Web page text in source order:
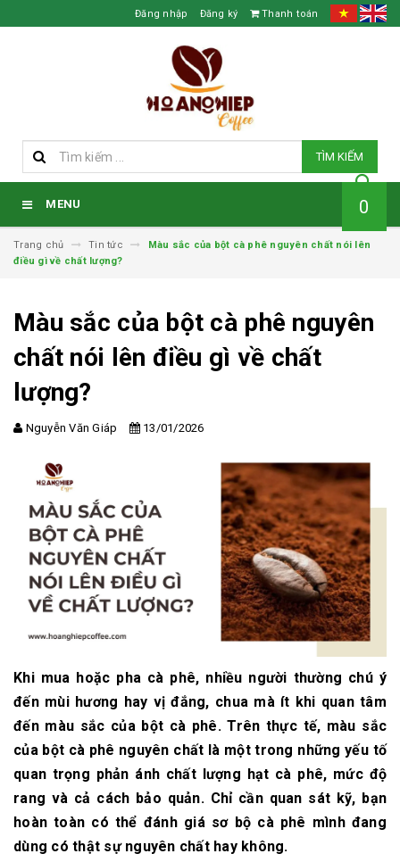
Đăng nhập Đăng ký Thanh toán
TÌM KIẾM
MENU 0
Trang chủ Tin tức
Màu sắc của bột cà phê nguyên chất nói lên
điều gì về chất lượng?
Màu sắc của bột cà phê nguyên
chất nói lên điều gì về chất
lượng?
Nguyễn Văn Giáp 13/01/2026
Khi mua hoặc pha cà phê, nhiều người thường chú ý
đến mùi hương hay vị đắng, chua mà ít khi quan tâm
đến màu sắc của bột cà phê. Trên thực tế, màu sắc
của bột cà phê nguyên chất là một trong những yếu tố
quan trọng phản ánh chất lượng hạt cà phê, mức độ
rang và cả cách bảo quản. Chỉ cần quan sát kỹ, bạn
hoàn toàn có thể đánh giá sơ bộ cà phê mình đang
dùng có thật sự nguyên chất hay không.